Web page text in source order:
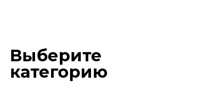
Выберите
категорию